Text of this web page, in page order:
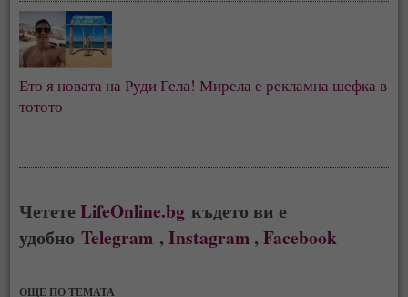
Ето я новата на Руди Гела! Мирела е рекламна шефка в
тотото
ЧететеLifeOnline.bg където ви е
удобноTelegram ,Instagram ,Facebook
ОЩЕ ПО ТЕМАТА